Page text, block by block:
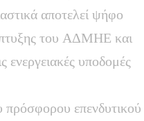
αποτελεί ψήφο
του ΑΔΜΗΕ και
ενεργειακές υποδομές
πρόσφορου επενδυτικού